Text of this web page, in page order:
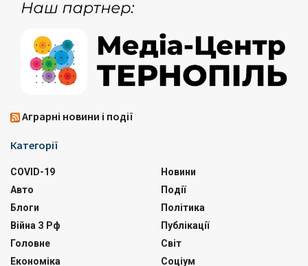
Аграрні новини і події
Категорії
COVID-19
Авто
Блоги
Війна З Рф
Головне
Економіка
Новини
Події
Політика
Публікації
Світ
Соціум